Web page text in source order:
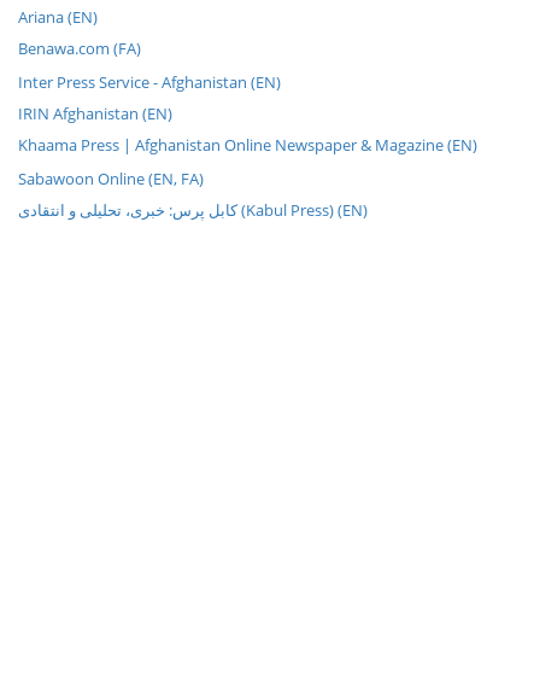
Ariana (EN)
Benawa.com (FA)
Inter Press Service - Afghanistan (EN)
IRIN Afghanistan (EN)
Khaama Press | Afghanistan Online Newspaper & Magazine (EN)
Sabawoon Online (EN, FA)
کابل پرس: خبری، تحليلی و انتقادی (Kabul Press) (EN)